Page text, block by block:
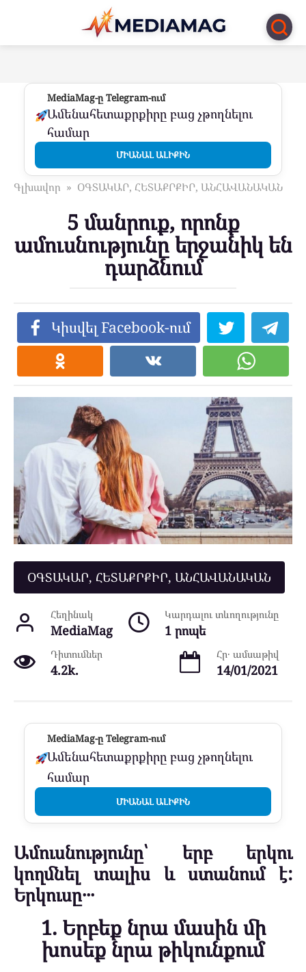
Перейти
контенту
MediaMag-ը Telegram-ում
Ամենահետաքրքիրը բաց չթողնելու
համար
ՄԻԱՆԱԼ ԱԼԻՔԻՆ
Գլխավոր » ՕԳՏԱԿԱՐ, ՀԵՏԱՔՐՔԻՐ, ԱՆՀԱՎԱՆԱԿԱՆ
5 մանրուք, որոնք
ամուսնությունը երջանիկ են
դարձնում
Կիսվել Facebook-ում
ՕԳՏԱԿԱՐ, ՀԵՏԱՔՐՔԻՐ, ԱՆՀԱՎԱՆԱԿԱՆ
Հեղինակ
MediaMag
Կարդալու տևողությունը
1 րոպե
Դիտումներ
4.2k.
Հր․ ամսաթիվ
14/01/2021
MediaMag-ը Telegram-ում
Ամենահետաքրքիրը բաց չթողնելու
համար
ՄԻԱՆԱԼ ԱԼԻՔԻՆ
Ամուսնությունը՝ երբ երկու
կողմնել տալիս և ստանում է:
Երկուսը․․․
1. Երբեք նրա մասին մի
խոսեք նրա թիկունքում